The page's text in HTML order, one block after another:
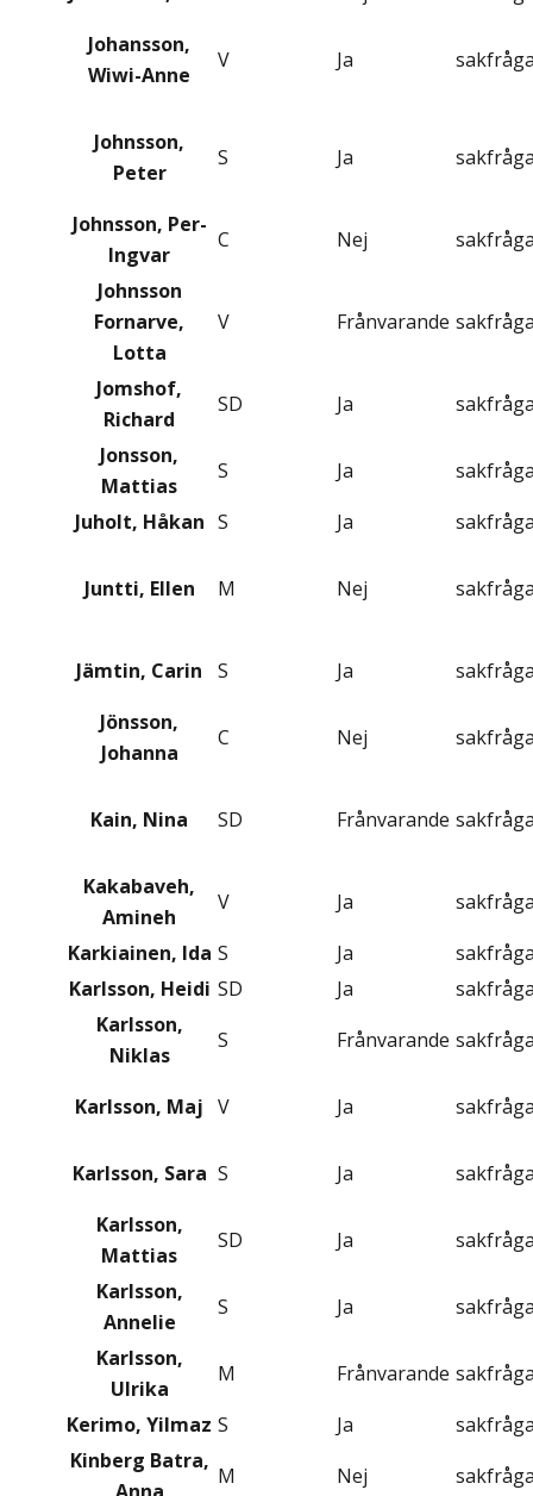
Johansson,
Wiwi-Anne
V Ja
Johnsson,
Peter
S Ja
Johnsson, Per-
Ingvar
C Nej
Johnsson
Fornarve,
Lotta
V Frånvarande
Jomshof,
Richard
SD Ja
Jonsson,
Mattias
S Ja
Juholt, Håkan S Ja
Juntti, Ellen M Nej
Jämtin, Carin S Ja
Jönsson,
Johanna
C Nej
Kain, Nina SD Frånvarande
Kakabaveh,
Amineh
V Ja
Karkiainen, Ida S Ja
Karlsson, Heidi SD Ja
Karlsson,
Niklas
S Frånvarande
Karlsson, Maj V Ja
Karlsson, Sara S Ja
Karlsson,
Mattias
SD Ja
Karlsson,
Annelie
S Ja
Karlsson,
Ulrika
M Frånvarande
Kerimo, Yilmaz S Ja
Kinberg Batra,
M Nej